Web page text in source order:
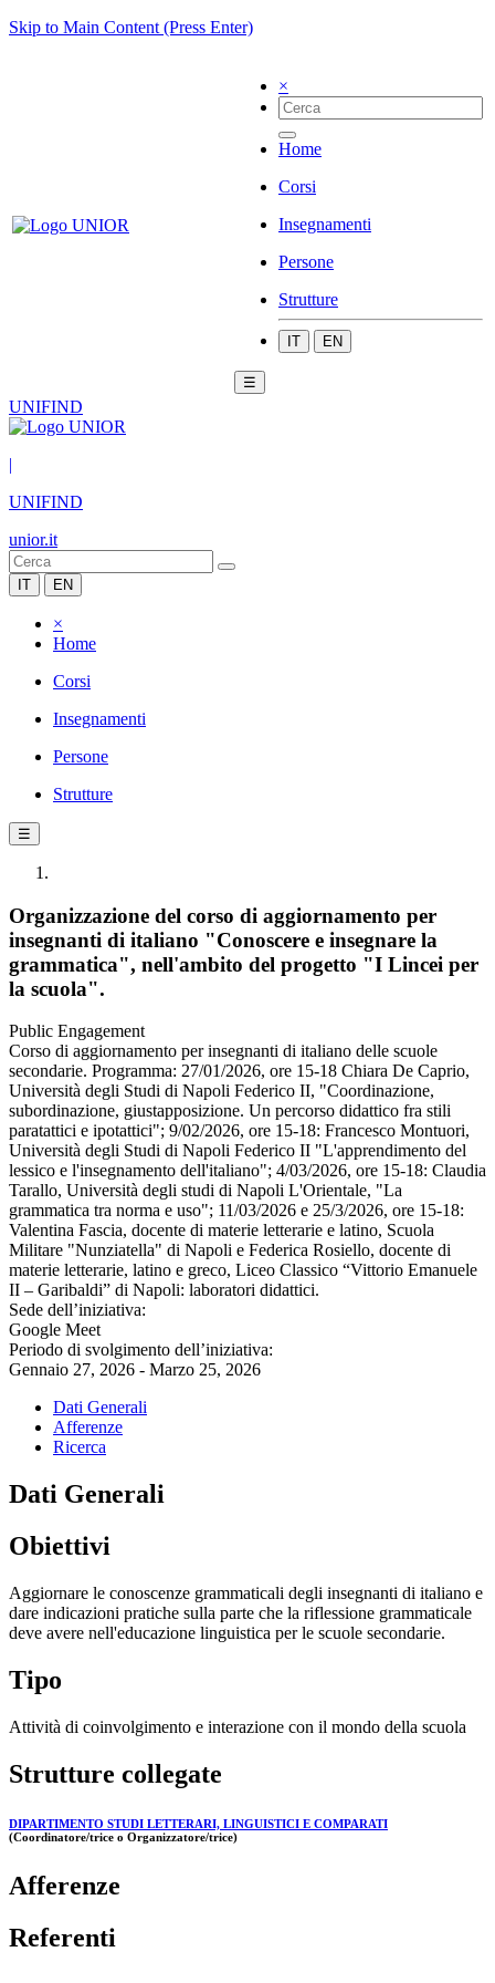
Skip to Main Content (Press Enter)
×
Home
Corsi
Insegnamenti
Persone
Strutture
IT EN
☰
UNIFIND
|
UNIFIND
unior.it
IT EN
×
Home
Corsi
Insegnamenti
Persone
Strutture
☰
Organizzazione del corso di aggiornamento per
insegnanti di italiano "Conoscere e insegnare la
grammatica", nell'ambito del progetto "I Lincei per
la scuola".
Public Engagement
Corso di aggiornamento per insegnanti di italiano delle scuole
secondarie. Programma: 27/01/2026, ore 15-18 Chiara De Caprio,
Università degli Studi di Napoli Federico II, "Coordinazione,
subordinazione, giustapposizione. Un percorso didattico fra stili
paratattici e ipotattici"; 9/02/2026, ore 15-18: Francesco Montuori,
Università degli Studi di Napoli Federico II "L'apprendimento del
lessico e l'insegnamento dell'italiano"; 4/03/2026, ore 15-18: Claudia
Tarallo, Università degli studi di Napoli L'Orientale, "La
grammatica tra norma e uso"; 11/03/2026 e 25/3/2026, ore 15-18:
Valentina Fascia, docente di materie letterarie e latino, Scuola
Militare "Nunziatella" di Napoli e Federica Rosiello, docente di
materie letterarie, latino e greco, Liceo Classico “Vittorio Emanuele
II – Garibaldi” di Napoli: laboratori didattici.
Sede dell’iniziativa:
Google Meet
Periodo di svolgimento dell’iniziativa:
Gennaio 27, 2026 - Marzo 25, 2026
Dati Generali
Afferenze
Ricerca
Dati Generali
Obiettivi
Aggiornare le conoscenze grammaticali degli insegnanti di italiano e
dare indicazioni pratiche sulla parte che la riflessione grammaticale
deve avere nell'educazione linguistica per le scuole secondarie.
Tipo
Attività di coinvolgimento e interazione con il mondo della scuola
Strutture collegate
DIPARTIMENTO STUDI LETTERARI, LINGUISTICI E COMPARATI
(Coordinatore/trice o Organizzatore/trice)
Afferenze
Referenti